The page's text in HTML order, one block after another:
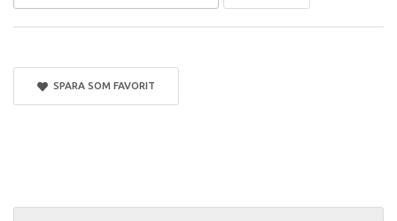
SPARA SOM FAVORIT